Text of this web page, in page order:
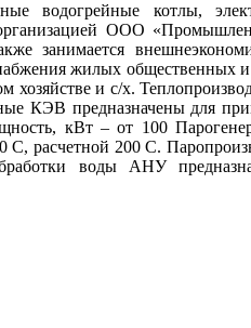
водогрейные котлы,
ООО
жилых
и с/х.
КЭВ предназначены для
кВт – от 100
расчетной 200 С.
воды АНУ